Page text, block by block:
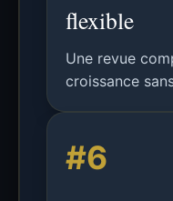
flexible
Une revue
croissance
dans
#6